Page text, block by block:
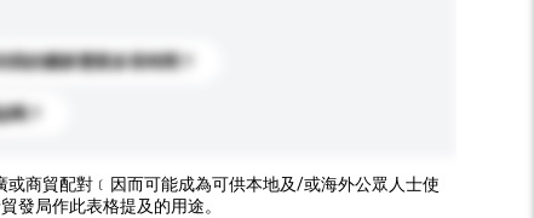
我的國家需要多長時間？
？
商貿配對﹝因而可能成為可供本地及/或海外公眾人士使
發局作此表格提及的用途。